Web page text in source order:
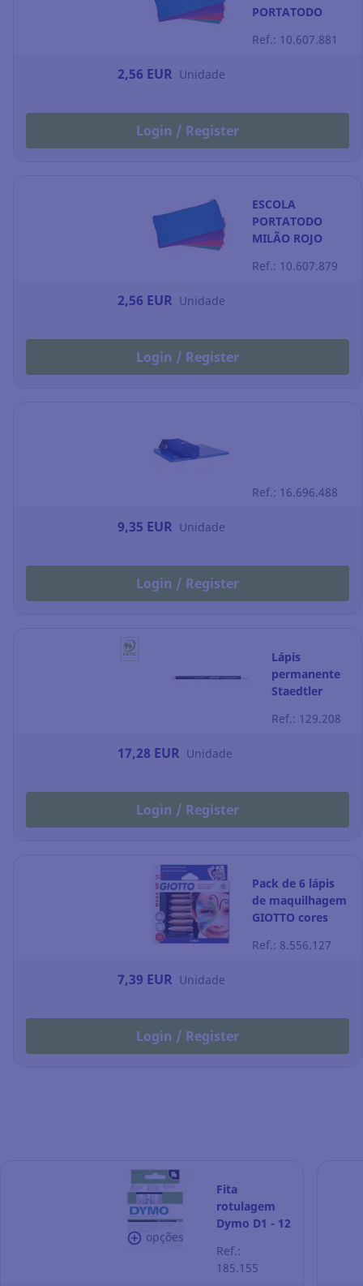
PORTATODO
Ref.: 10.607.881
2,56 EUR Unidade
Login / Register
ESCOLA
PORTATODO
MILÃO ROJO
Ref.: 10.607.879
2,56 EUR Unidade
Login / Register
Ref.: 16.696.488
9,35 EUR Unidade
Login / Register
Lápis
permanente
Staedtler
branco -
Ref.: 129.208
17,28 EUR Unidade
Login / Register
Pack de 6 lápis
de maquilhagem
GIOTTO cores
Ref.: 8.556.127
7,39 EUR Unidade
Login / Register
opções
Fita
rotulagem
Dymo D1 - 12
poliéster -
texto
Ref.:
185.155